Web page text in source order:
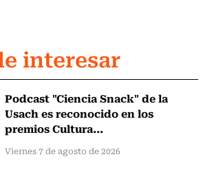
interesar
Podcast "Ciencia Snack" de la
Usach es reconocido en los
premios Cultura...
Viernes 7 de agosto de 2026